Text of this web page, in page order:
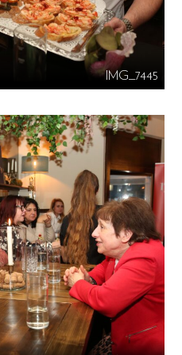
IMG_7445